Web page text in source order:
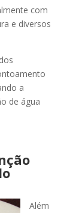
com
e diversos
a
de água
Além